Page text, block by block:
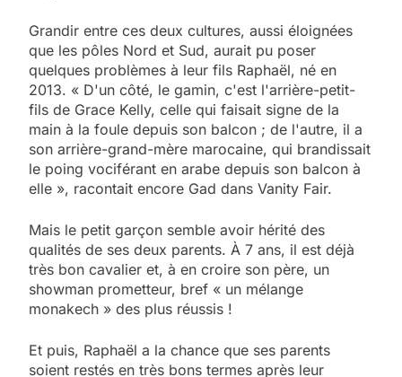
Grandir entre ces deux cultures, aussi éloignées
que les pôles Nord et Sud, aurait pu poser
quelques problèmes à leur fils Raphaël, né en
2013. « D'un côté, le gamin, c'est l'arrière-petit-
fils de Grace Kelly, celle qui faisait signe de la
main à la foule depuis son balcon ; de l'autre, il a
son arrière-grand-mère marocaine, qui brandissait
le poing vociférant en arabe depuis son balcon à
elle », racontait encore Gad dans Vanity Fair.
Mais le petit garçon semble avoir hérité des
qualités de ses deux parents. À 7 ans, il est déjà
très bon cavalier et, à en croire son père, un
showman prometteur, bref « un mélange
monakech » des plus réussis !
Et puis, Raphaël a la chance que ses parents
soient restés en très bons termes après leur